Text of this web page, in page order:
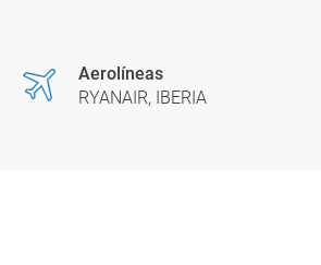
Aerolíneas
RYANAIR, IBERIA